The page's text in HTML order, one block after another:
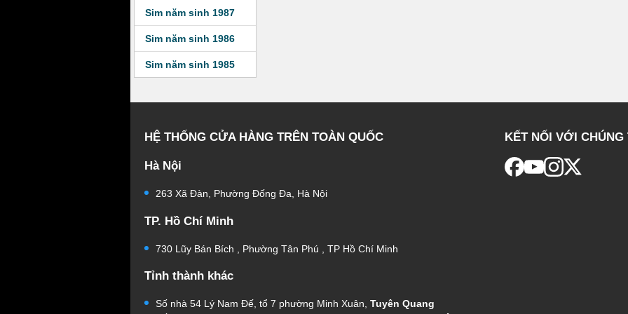
Sim năm sinh 1987
Sim năm sinh 1986
Sim năm sinh 1985
HỆ THỐNG CỬA HÀNG TRÊN TOÀN QUỐC
Hà Nội
263 Xã Đàn, Phường Đống Đa, Hà Nội
TP. Hồ Chí Minh
730 Lũy Bán Bích , Phường Tân Phú , TP Hồ Chí Minh
Tỉnh thành khác
Số nhà 54 Lý Nam Đế, tổ 7 phường Minh Xuân, Tuyên Quang
KẾT NỐI VỚI CHÚNG